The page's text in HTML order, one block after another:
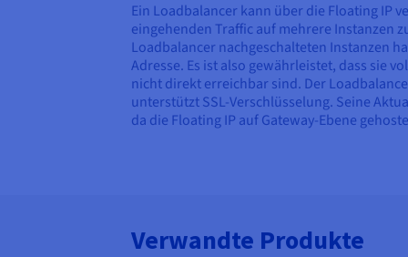
Ein Loadbalancer kann über die Floating IP
eingehenden Traffic auf mehrere Instanzen
Loadbalancer nachgeschalteten Instanzen
Adresse. Es ist also gewährleistet, dass sie
nicht direkt erreichbar sind. Der
unterstützt SSL-Verschlüsselung. Seine
da die Floating IP auf Gateway-Ebene
Verwandte Produkte